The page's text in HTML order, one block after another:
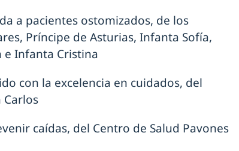
a pacientes ostomizados, de los
Príncipe de Asturias, Infanta Sofía,
e Infanta Cristina
con la excelencia en cuidados, del
Carlos
caídas, del Centro de Salud Pavones